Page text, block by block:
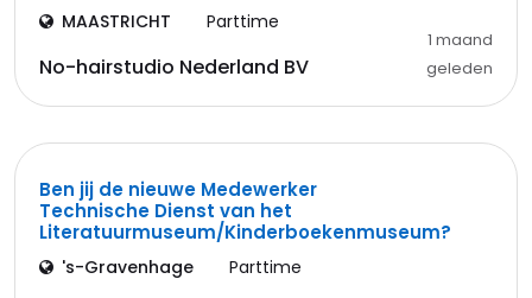
MAASTRICHT Parttime
No-hairstudio Nederland BV
1 maand
geleden
Ben jij de nieuwe Medewerker
Technische Dienst van het
Literatuurmuseum/Kinderboekenmuseum?
's-Gravenhage Parttime